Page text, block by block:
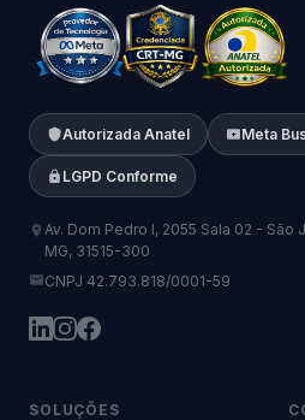
Autorizada Anatel Meta
LGPD Conforme
Av. Dom Pedro I, 2055 Sala 02 -
MG, 31515-300
CNPJ 42.793.818/0001-59
SOLUÇÕES